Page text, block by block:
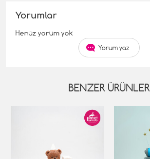
Yorumlar
Henüz yorum yok
Yorum yaz
BENZER ÜRÜNLER